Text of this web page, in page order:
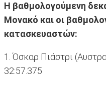
Η βαθμολογούμενη
Μονακό και οι
κατασκευαστών:
1. Όσκαρ Πιάστρι
32:57.375